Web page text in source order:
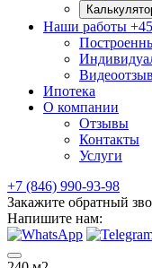
Наши работы +45
Ипотека
О компании
Отзывы
Контакты
Услуги
+7 (846) 990-93-98
Закажите обратный
Напишите нам: